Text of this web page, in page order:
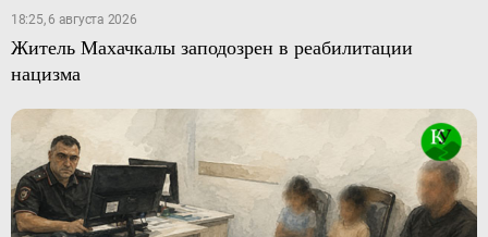
18:25, 6 августа 2026
Житель Махачкалы заподозрен в реабилитации
нацизма